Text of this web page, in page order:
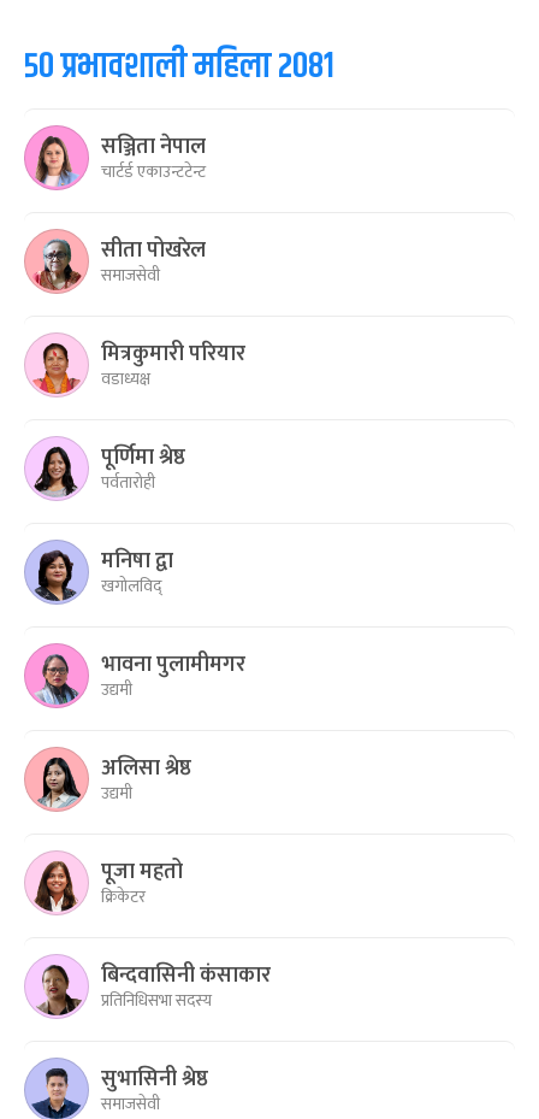
५० प्रभावशाली महिला २०८१
सञ्जिता नेपाल
चार्टर्ड एकाउन्टटेन्ट
सीता पोखरेल
समाजसेवी
मित्रकुमारी परियार
वडाध्यक्ष
पूर्णिमा श्रेष्ठ
पर्वतारोही
मनिषा द्वा
खगोलविद्
भावना पुलामीमगर
उद्यमी
अलिसा श्रेष्ठ
उद्यमी
पूजा महतो
क्रिकेटर
बिन्दवासिनी कंसाकार
प्रतिनिधिसभा सदस्य
सुभासिनी श्रेष्ठ
समाजसेवी